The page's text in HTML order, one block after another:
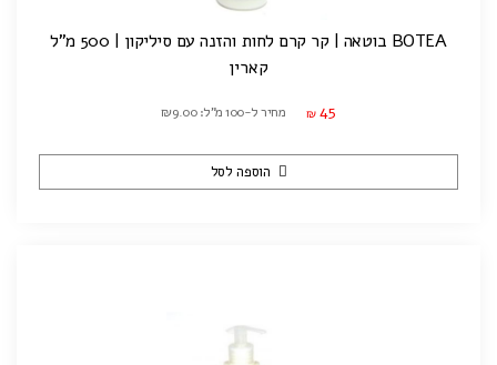
BOTEA בוטאה | קר קרם לחות והזנה עם סיליקון | 500 מ"ל
קארין
₪ 45 מחיר ל-100 מ"ל: ₪9.00
הוספה לסל